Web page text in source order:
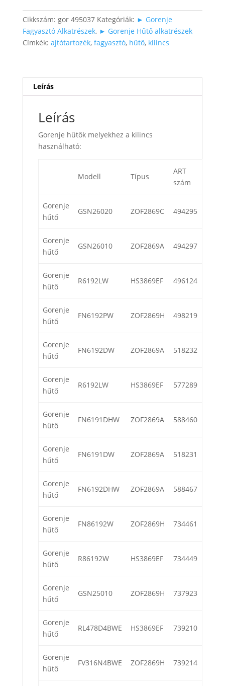
kilincs
mennyiség
Cikkszám: gor 495037 Kategóriák: ► Gorenje
Fagyasztó Alkatrészek, ► Gorenje Hűtő alkatrészek
Címkék: ajtótartozék, fagyasztó, hűtő, kilincs
Leírás
Leírás
Gorenje hűtők melyekhez a kilincs
használható:
Modell Típus
ART
szám
Gorenje
hűtő
GSN26020 ZOF2869C 494295
Gorenje
hűtő
GSN26010 ZOF2869A 494297
Gorenje
hűtő
R6192LW HS3869EF 496124
Gorenje
hűtő
FN6192PW ZOF2869H 498219
Gorenje
hűtő
FN6192DW ZOF2869A 518232
Gorenje
hűtő
R6192LW HS3869EF 577289
Gorenje
hűtő
FN6191DHW ZOF2869A 588460
Gorenje
hűtő
FN6191DW ZOF2869A 518231
Gorenje
hűtő
FN6192DHW ZOF2869A 588467
Gorenje
hűtő
FN86192W ZOF2869H 734461
Gorenje
hűtő
R86192W HS3869EF 734449
Gorenje
hűtő
GSN25010 ZOF2869H 737923
Gorenje
hűtő
RL478D4BWE HS3869EF 739210
Gorenje
hűtő
FV316N4BWE ZOF2869H 739214